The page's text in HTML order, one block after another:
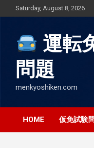
to
Saturday, August 8, 2026
運転
問題
menkyoshiken.com
HOME 仮免試験